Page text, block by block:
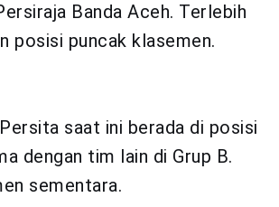
Banda Aceh. Terlebih
posisi puncak klasemen.
Persita saat ini berada di posisi
dengan tim lain di Grup B.
sementara.